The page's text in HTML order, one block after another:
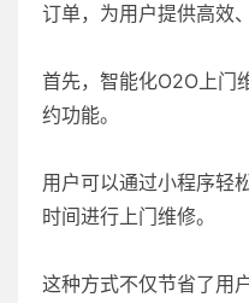
订单，为用户提供高效
首先，智能化O2O上门
约功能。
用户可以通过小程序轻
时间进行上门维修。
这种方式不仅节省了用